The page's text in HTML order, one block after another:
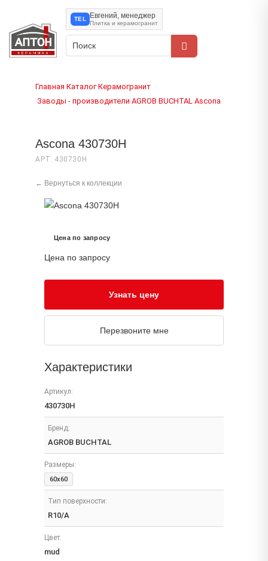
TEL Евгений, менеджер
Плитка и керамогранит
Главная›Каталог›Керамогранит
›Заводы - производители›AGROB BUCHTAL›Ascona
Ascona 430730H
АРТ. 430730H
← Вернуться к коллекции
Цена по запросу
Цена по запросу
Узнать цену
Перезвоните мне
Характеристики
Артикул:
430730H
Бренд:
AGROB BUCHTAL
Размеры:
60x60
Тип поверхности:
R10/A
Цвет:
mud